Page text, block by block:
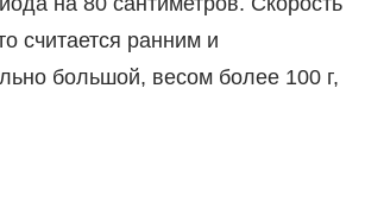
считается ранним и
большой, весом более 100 г,